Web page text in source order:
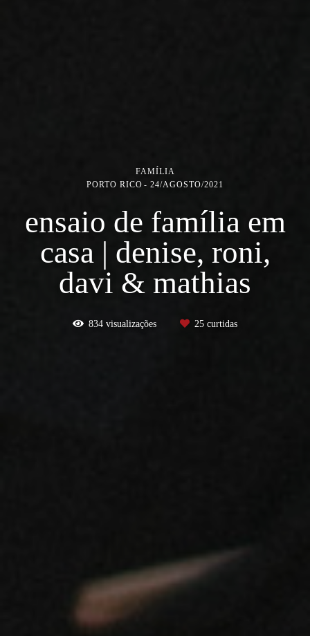
FAMÍLIA
PORTO RICO
24/AGOSTO/2021
ensaio de família em
casa | denise, roni,
davi & mathias
834 visualizações 25 curtidas